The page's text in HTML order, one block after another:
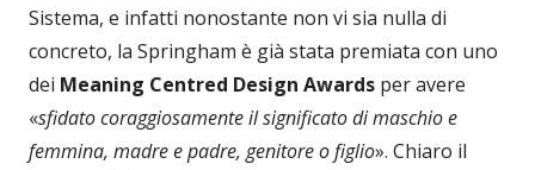
Sistema, e infatti nonostante non vi sia nulla di
concreto, la Springham è già stata premiata con uno
dei Meaning Centred Design Awards per avere
«sfidato coraggiosamente il significato di maschio e
femmina, madre e padre, genitore o figlio». Chiaro il